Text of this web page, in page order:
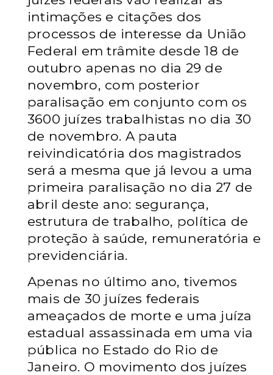
intimações e citações dos
processos de interesse da União
Federal em trâmite desde 18 de
outubro apenas no dia 29 de
novembro, com posterior
paralisação em conjunto com os
3600 juízes trabalhistas no dia 30
de novembro. A pauta
reivindicatória dos magistrados
será a mesma que já levou a uma
primeira paralisação no dia 27 de
abril deste ano: segurança,
estrutura de trabalho, política de
proteção à saúde, remuneratória e
previdenciária.
Apenas no último ano, tivemos
mais de 30 juízes federais
ameaçados de morte e uma juíza
estadual assassinada em uma via
pública no Estado do Rio de
Janeiro. O movimento dos juízes